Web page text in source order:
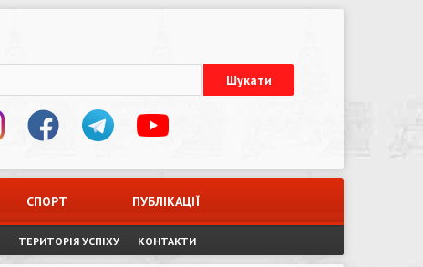
СПОРТ ПУБЛІКАЦІЇ
ТЕРИТОРІЯ УСПІХУ КОНТАКТИ